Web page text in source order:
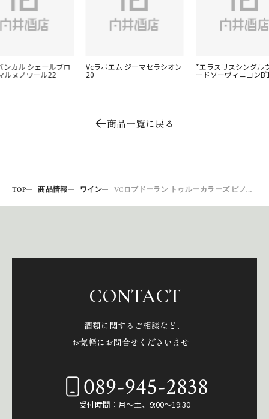
ンカル シェールブロ
ルヌノワール22
Vcラボエム ジーマセラシオン
20
*エラスリスシングル
ードソーヴィニヨン
商品一覧に戻る
TOP 商品情報 ワイン VCロブドーラン トゥルーカラーズ ピノノワール2020
CONTACT
酒類に関するご相談など、
お気軽にお問合せくださいませ。
089-945-2838
受付時間：月～土、9:00～19:30